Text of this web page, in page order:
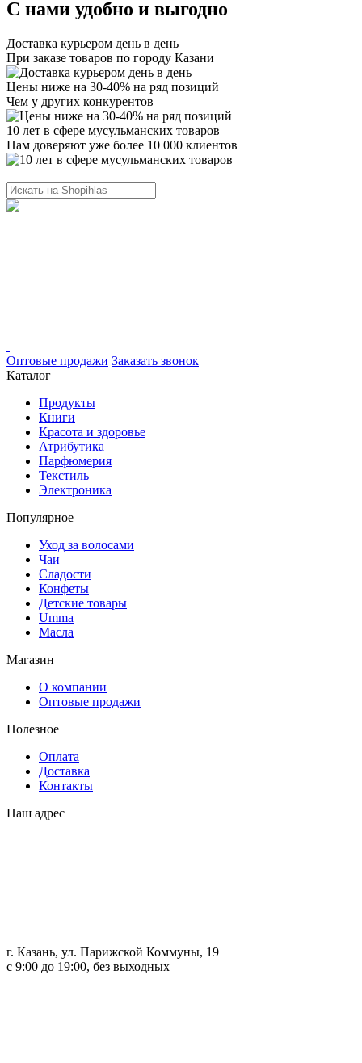
С нами удобно и выгодно
Доставка курьером день в день
При заказе товаров по городу Казани
Цены ниже на 30-40% на ряд позиций
Чем у других конкурентов
10 лет в сфере мусульманских товаров
Нам доверяют уже более 10 000 клиентов
Оптовые продажи Заказать звонок
Каталог
Продукты
Книги
Красота и здоровье
Атрибутика
Парфюмерия
Текстиль
Электроника
Популярное
Уход за волосами
Чаи
Сладости
Конфеты
Детские товары
Umma
Масла
Магазин
О компании
Оптовые продажи
Полезное
Оплата
Доставка
Контакты
Наш адрес
г. Казань, ул. Парижской Коммуны, 19
с 9:00 до 19:00, без выходных